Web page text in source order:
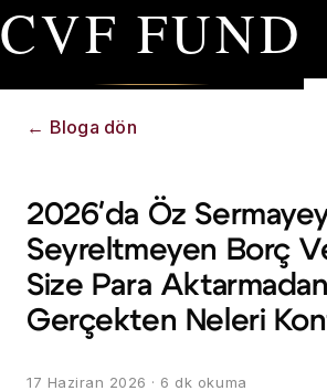
CVF FUND
← Bloga dön
2026'da Öz
Seyreltmeyen Borç
Size Para
Gerçekten Neleri
17 Haziran 2026 · 6 dk okuma